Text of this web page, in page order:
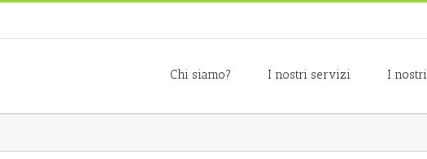
Chi siamo? I nostri servizi I